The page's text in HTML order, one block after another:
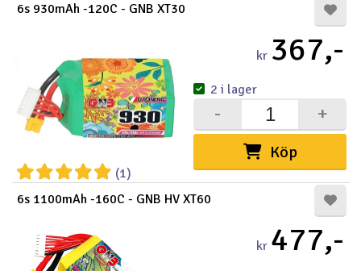
6s 930mAh -120C - GNB XT30
(1)
kr 367,-
Köp
+
-
2 i lager
6s 1100mAh -160C - GNB HV XT60
kr 477,-